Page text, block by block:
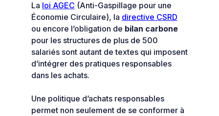
La loi AGEC (Anti-Gaspillage pour une
Économie Circulaire), la directive CSRD
ou encore l’obligation de bilan carbone
pour les structures de plus de 500
salariés sont autant de textes qui imposent
d’intégrer des pratiques responsables
dans les achats.
Une politique d’achats responsables
permet non seulement de se conformer à